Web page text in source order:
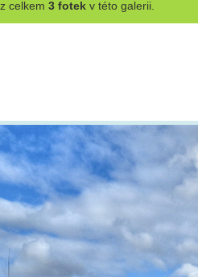
celkem 3 fotekv této galerii.